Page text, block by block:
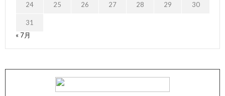
24 25 26 27 28 29 30
31
« 7月